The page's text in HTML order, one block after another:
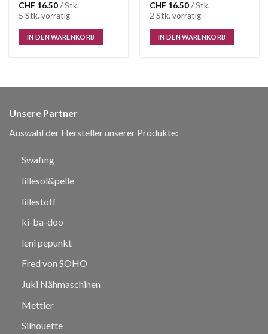
CHF 16.50/ Stk.
5 Stk. vorrätig
IN DEN WARENKORB
CHF 16.50/ Stk.
2 Stk. vorrätig
IN DEN WARENKORB
Unsere Partner
Auswahl der Hersteller unserer Produkte:
Swafing
lillesol&pelle
lillestoff
ki-ba-doo
leni pepunkt
Fred von SOHO
Juki Nähmaschinen
Mettler
Silhouette